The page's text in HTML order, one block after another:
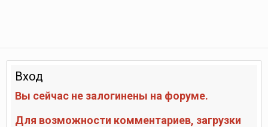
Вход
Вы сейчас не залогинены на форуме.
Для возможности комментариев, загрузки